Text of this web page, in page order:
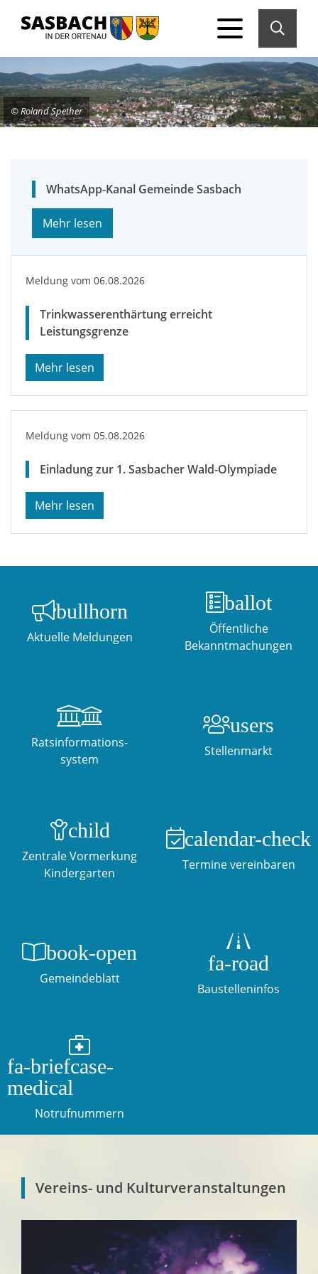
© Roland Spether
WhatsApp-Kanal Gemeinde Sasbach
Mehr lesen
Meldung vom 06.08.2026
Trinkwasserenthärtung erreicht
Leistungsgrenze
Meldung vom 05.08.2026
Einladung zur 1. Sasbacher Wald-Olympiade
bullhorn
Aktuelle Meldungen
ballot
Öffentliche
Bekanntmachungen

Ratsinformations-
system
users
Stellenmarkt
child
Zentrale Vormerkung
Kindergarten
calendar-check
Termine vereinbaren
book-open
Gemeindeblatt
fa-road
Baustelleninfos
fa-briefcase-
medical
Notrufnummern
Vereins- und Kulturveranstaltungen